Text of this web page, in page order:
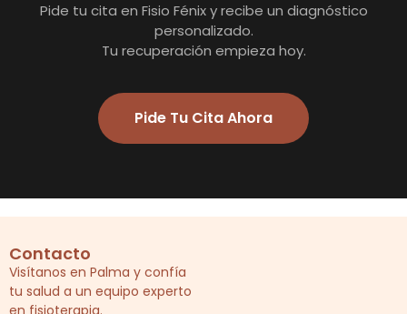
Pide tu cita en Fisio Fénix y recibe un diagnóstico
personalizado.
Tu recuperación empieza hoy.
Pide Tu Cita Ahora
Contacto
Visítanos en Palma y confía
tu salud a un equipo experto
en fisioterapia.